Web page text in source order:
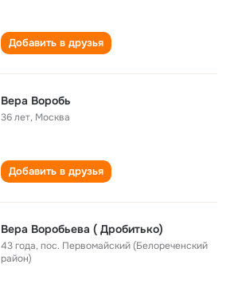
Добавить в друзья
Вера Воробь
36 лет, Москва
Добавить в друзья
Вера Воробьева ( Дробитько)
43 года,пос. Первомайский (Белореченский
район)